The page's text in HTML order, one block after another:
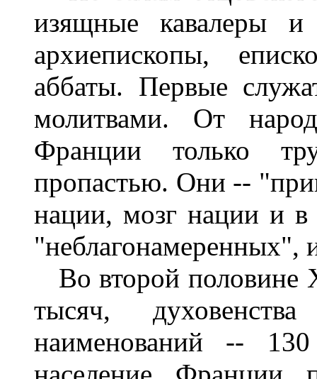
изящные кавалеры
архиепископы,
аббаты. Первые
молитвами. От
Франции только
пропастью. Они --
нации, мозг нации и
"неблагонамеренных",
Во второй половине
тысяч,
наименований --